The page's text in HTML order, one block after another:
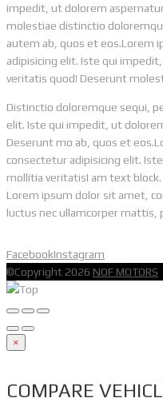
impedit, ut dolorem
molestiae distinctio
autem ab, quos et eos.Lorem
adipisicing elit. Iste qui
veritatis quod! Deserunt
Distinctio doloremque sequi,
elit. Iste qui impedit, ut
Deserunt mo ab, quos et
consectetur adipisicing elit.
mollitia veritatisI am text
Lorem ipsum dolor sit amet,
luctus nec ullamcorper mattis,
FacebookInstagram
©Copyright 2026 NOF MOTORS
×
COMPARE